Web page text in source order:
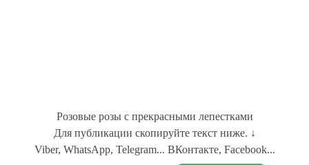
Розовые розы с прекрасными лепестками
Для публикации скопируйте текст ниже. ↓
Viber, WhatsApp, Telegram... ВКонтакте, Facebook...